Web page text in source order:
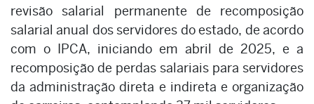
revisão salarial permanente de recomposição
salarial anual dos servidores do estado, de acordo
com o IPCA, iniciando em abril de 2025, e a
recomposição de perdas salariais para servidores
da administração direta e indireta e organização